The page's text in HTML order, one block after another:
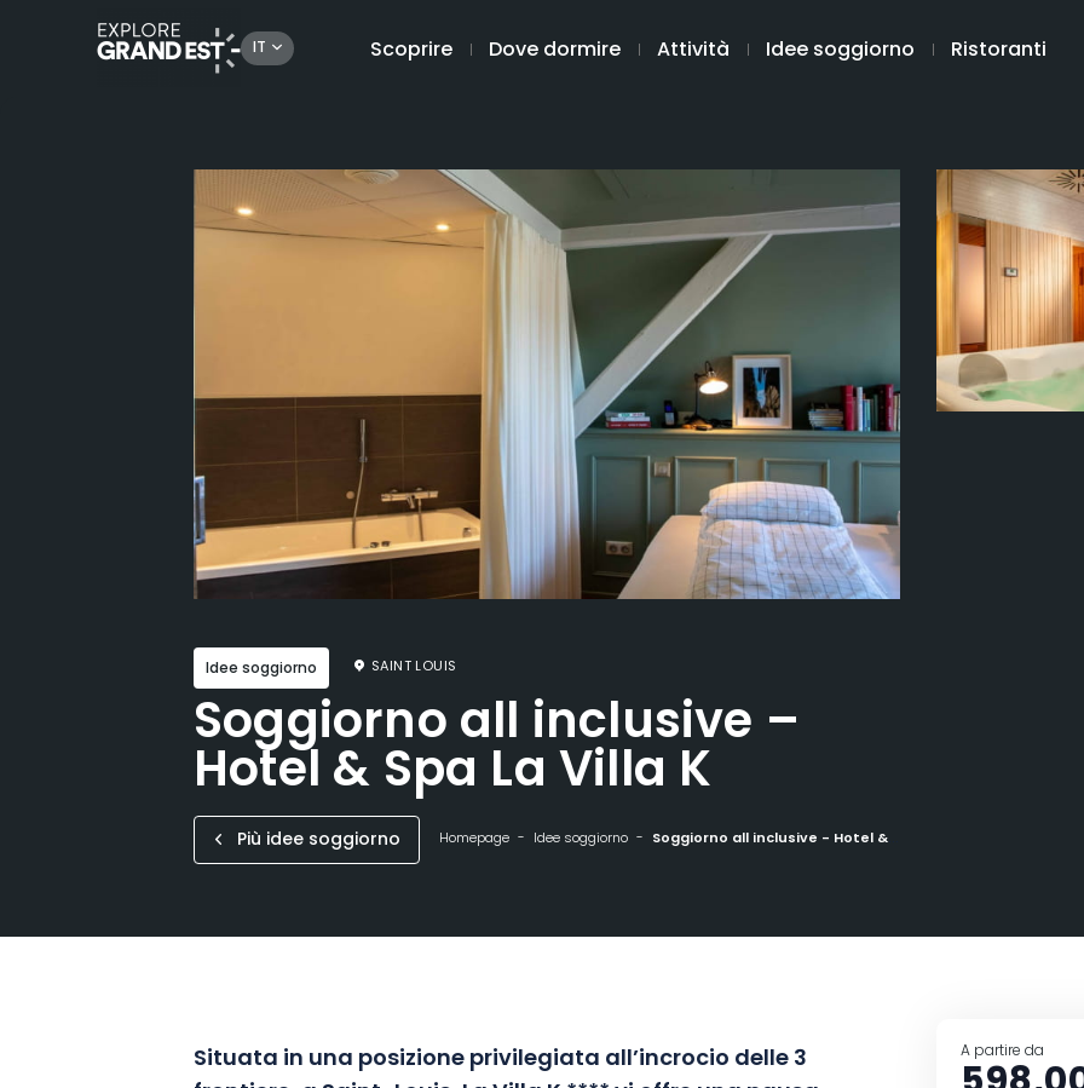
IT Scoprire Dove dormire Attività Idee soggiorno Ristoranti
Idee soggiorno SAINT LOUIS
Soggiorno all inclusive –
Hotel & Spa La Villa K
Più idee soggiorno Homepage Idee soggiorno Soggiorno all inclusive - Hotel & Spa La Villa K
Situata in una posizione privilegiata all’incrocio delle 3
A partire da